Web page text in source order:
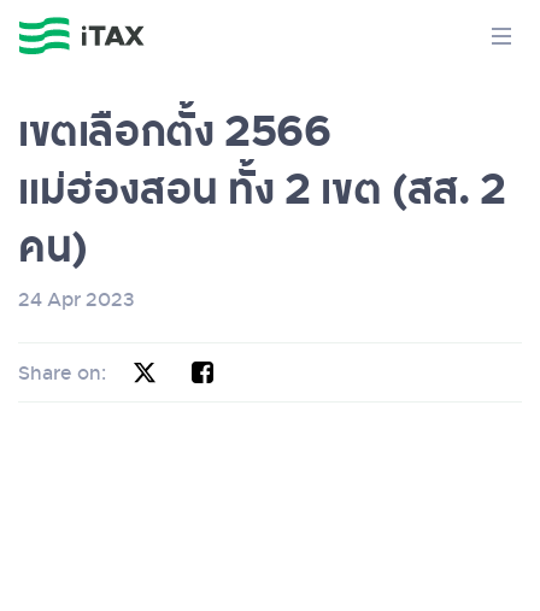
เขตเลือกตั้ง 2566
แม่ฮ่องสอน ทั้ง 2 เขต (สส. 2
คน)
24 Apr 2023
Share on: